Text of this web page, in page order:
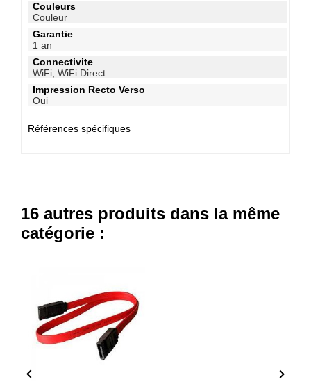
Couleurs
Couleur
Garantie
1 an
Connectivite
WiFi, WiFi Direct
Impression Recto Verso
Oui
Références spécifiques
16 autres produits dans la même
catégorie :
 